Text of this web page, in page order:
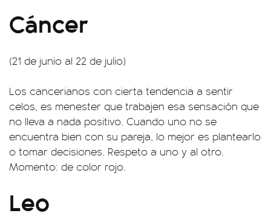
Cáncer
(21 de junio al 22 de julio)
Los cancerianos con cierta tendencia a sentir
celos, es menester que trabajen esa sensación que
no lleva a nada positivo. Cuando uno no se
encuentra bien con su pareja, lo mejor es plantearlo
o tomar decisiones. Respeto a uno y al otro.
Momento: de color rojo.
Leo